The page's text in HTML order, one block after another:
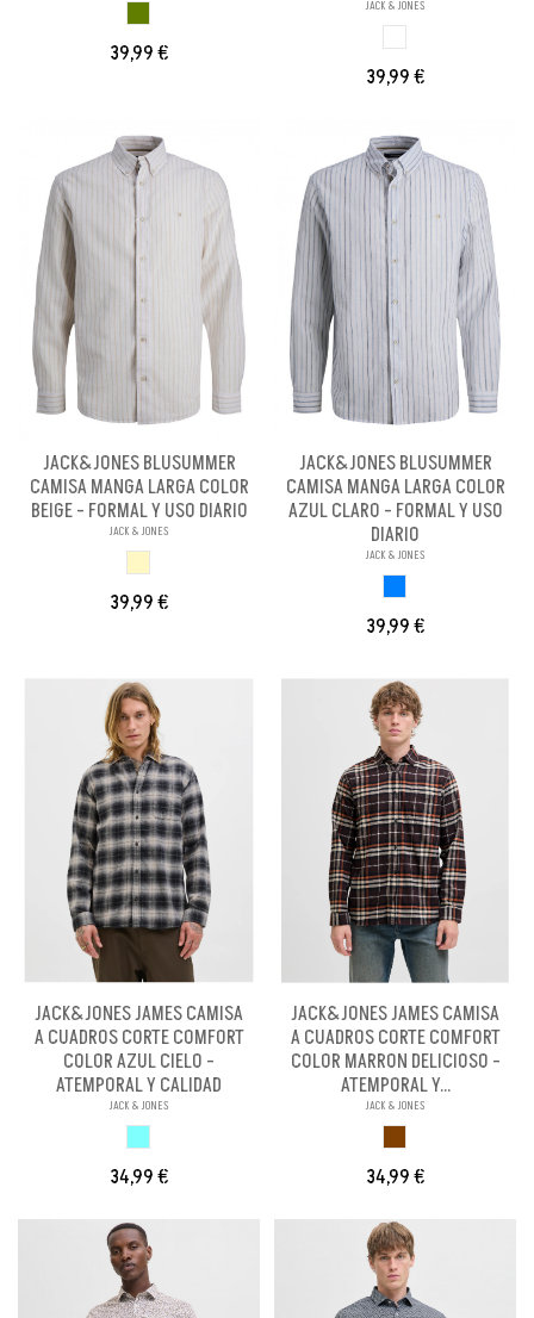
39,99 €
JACK & JONES
39,99 €
JACK&JONES BLUSUMMER
CAMISA MANGA LARGA COLOR
BEIGE - FORMAL Y USO DIARIO
JACK & JONES
39,99 €
JACK&JONES BLUSUMMER
CAMISA MANGA LARGA COLOR
AZUL CLARO - FORMAL Y USO
DIARIO
JACK & JONES
39,99 €
JACK&JONES JAMES CAMISA
A CUADROS CORTE COMFORT
COLOR AZUL CIELO -
ATEMPORAL Y CALIDAD
JACK & JONES
34,99 €
JACK&JONES JAMES CAMISA
A CUADROS CORTE COMFORT
COLOR MARRON DELICIOSO -
ATEMPORAL Y...
JACK & JONES
34,99 €